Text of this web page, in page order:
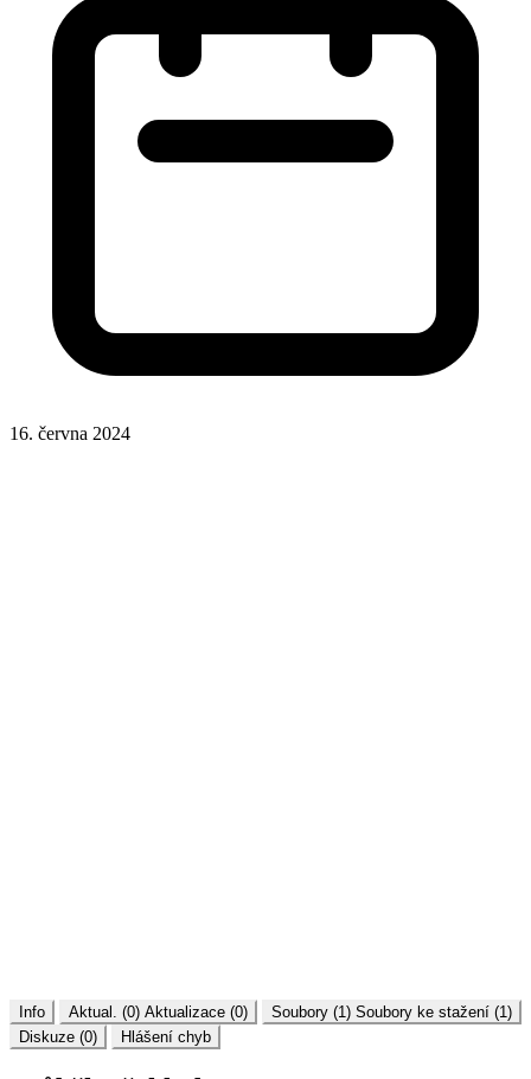
16. června 2024
Info Aktual. (0) Aktualizace (0) Soubory (1) Soubory ke stažení (1)
Diskuze (0)
Hlášení chyb